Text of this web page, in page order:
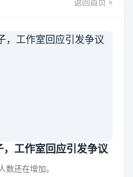
工作室回应引发争议
数还在增加。